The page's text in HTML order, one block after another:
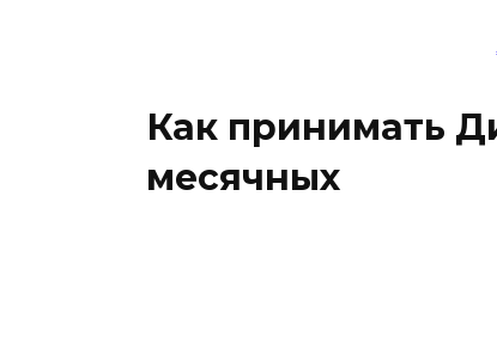
Как принимать
месячных